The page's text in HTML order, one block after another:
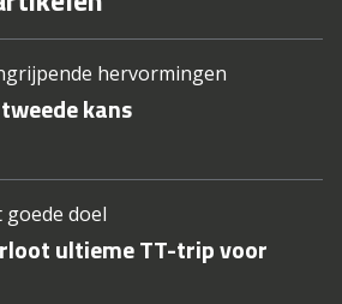
hervormingen
kans
doel
ultieme TT-trip voor